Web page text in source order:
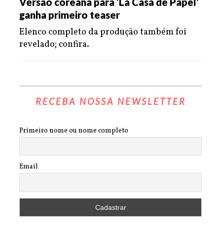
ganha primeiro teaser
Elenco completo da produção também foi
revelado; confira.
RECEBA NOSSA NEWSLETTER
Primeiro nome ou nome completo
Email